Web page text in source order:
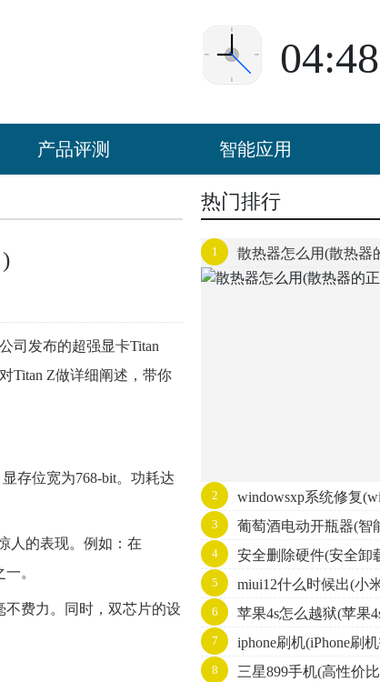
04:48
产品评测 智能应用
司发布的超强显卡Titan
Titan Z做详细阐述，带你
存位宽为768-bit。功耗达
人的表现。例如：在
。
费力。同时，双芯片的设
热门排行
1 散热器怎么用(散热器
2
windowsxp系统修复
全面的故障解决方案)
3
葡萄酒电动开瓶器(智
开瓶成为一种享受)
4
安全删除硬件(安全卸
持久)
5
miui12什么时候出(小
布，让你的手机更快更强！)
6
苹果4s怎么越狱(苹果
分享)
7
iphone刷机(iPhone刷
巧与注意事项)
8
三星899手机(高性价